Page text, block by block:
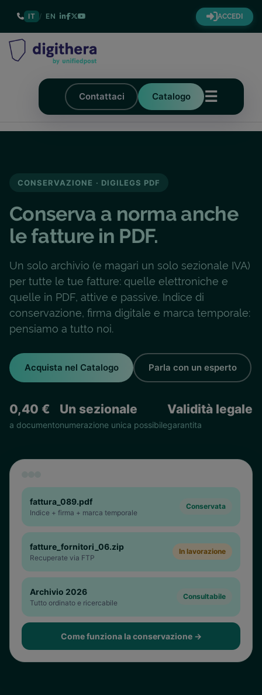
IT / EN ACCEDI
Contattaci Catalogo ☰
CONSERVAZIONE · DIGILEGS PDF
Conserva a norma anche
le fatture in PDF.
Un solo archivio (e magari un solo sezionale IVA)
per tutte le tue fatture: quelle elettroniche e
quelle in PDF, attive e passive. Indice di
conservazione, firma digitale e marca temporale:
pensiamo a tutto noi.
Acquista nel Catalogo Parla con un esperto
0,40 €
a documento
Un sezionale
numerazione unica possibile
Validità legale
garantita
fattura_089.pdf
Indice + firma + marca temporale
Conservata
fatture_fornitori_06.zip
Recuperate via FTP
In lavorazione
Archivio 2026
Tutto ordinato e ricercabile
Consultabile
Come funziona la conservazione →